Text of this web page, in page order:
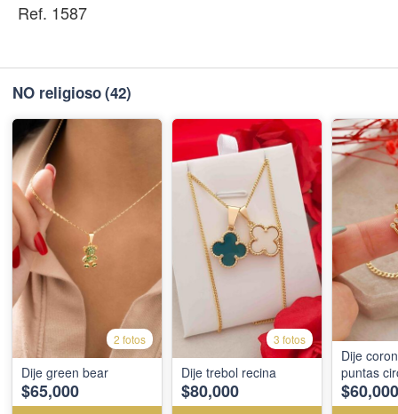
Ref. 1587
NO religioso(42)
2 fotos
Dije green bear
$65,000
3 fotos
Dije trebol recina
$80,000
Dije
puntas
$60,000